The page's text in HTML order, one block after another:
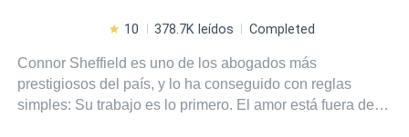
10 378.7K leídos Completed
Connor Sheffield es uno de los abogados más
prestigiosos del país, y lo ha conseguido con reglas
simples: Su trabajo es lo primero. El amor está fuera de la